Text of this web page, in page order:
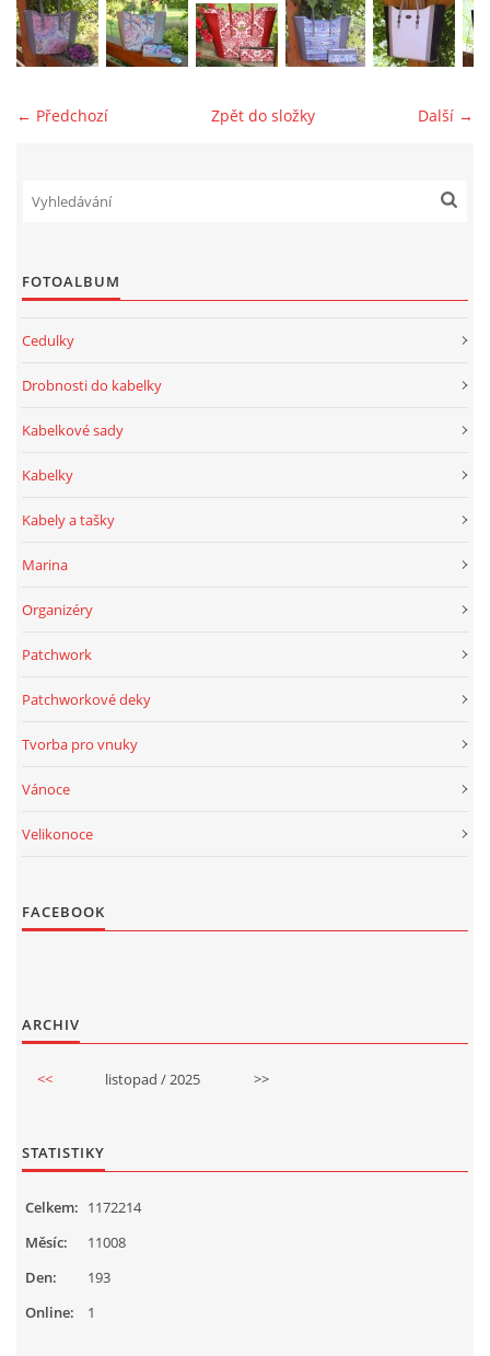
← Předchozí Další →
Zpět do složky
FOTOALBUM
Cedulky
Drobnosti do kabelky
Kabelkové sady
Kabelky
Kabely a tašky
Marina
Organizéry
Patchwork
Patchworkové deky
Tvorba pro vnuky
Vánoce
Velikonoce
FACEBOOK
ARCHIV
<< listopad / 2025 >>
STATISTIKY
Online: 1
Celkem: 1172214
Měsíc:
11008
Den:
193